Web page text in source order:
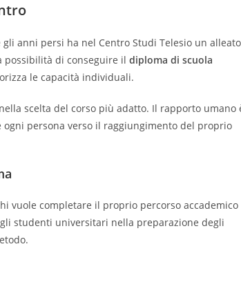
anni persi ha nel Centro Studi Telesio un alleato
possibilità di conseguire il diploma di scuola
le capacità individuali.
scelta del corso più adatto. Il rapporto umano
ogni persona verso il raggiungimento del proprio
vuole completare il proprio percorso accademico
studenti universitari nella preparazione degli